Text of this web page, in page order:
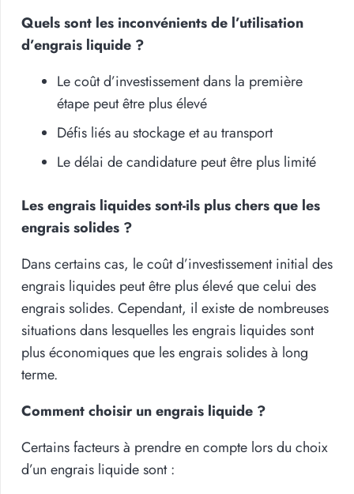
Quels sont les inconvénients de l’utilisation
d’engrais liquide ?
Le coût d’investissement dans la première
étape peut être plus élevé
Défis liés au stockage et au transport
Le délai de candidature peut être plus limité
Les engrais liquides sont-ils plus chers que les
engrais solides ?
Dans certains cas, le coût d’investissement initial des
engrais liquides peut être plus élevé que celui des
engrais solides. Cependant, il existe de nombreuses
situations dans lesquelles les engrais liquides sont
plus économiques que les engrais solides à long
terme.
Comment choisir un engrais liquide ?
Certains facteurs à prendre en compte lors du choix
d’un engrais liquide sont :